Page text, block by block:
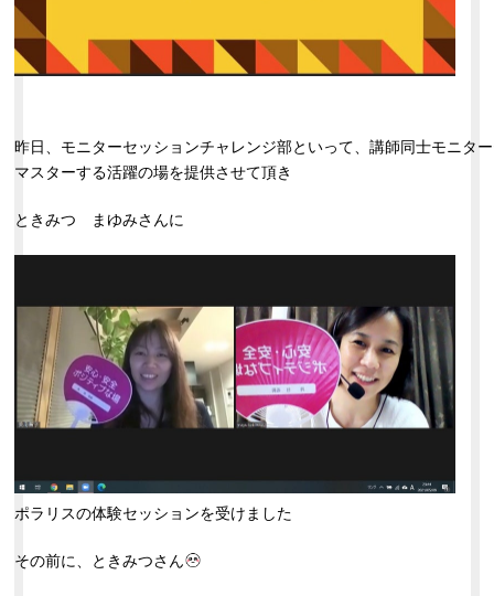
昨日、モニターセッションチャレンジ部といって、講師同士モニタ
マスターする活躍の場を提供させて頂き
ときみつ まゆみさんに
ポラリスの体験セッションを受けました
その前に、ときみつさん